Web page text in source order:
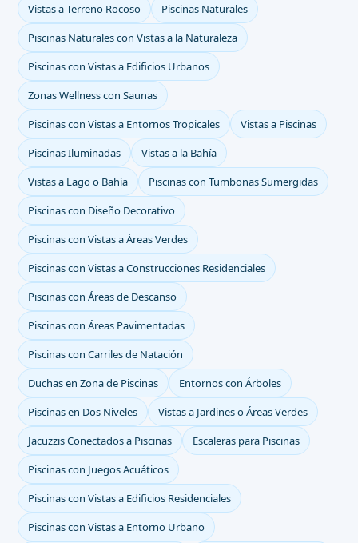
Vistas a Terreno Rocoso
Piscinas Naturales
Piscinas Naturales con Vistas a la Naturaleza
Piscinas con Vistas a Edificios Urbanos
Zonas Wellness con Saunas
Piscinas con Vistas a Entornos Tropicales
Vistas a Piscinas
Piscinas Iluminadas
Vistas a la Bahía
Vistas a Lago o Bahía
Piscinas con Tumbonas Sumergidas
Piscinas con Diseño Decorativo
Piscinas con Vistas a Áreas Verdes
Piscinas con Vistas a Construcciones Residenciales
Piscinas con Áreas de Descanso
Piscinas con Áreas Pavimentadas
Piscinas con Carriles de Natación
Duchas en Zona de Piscinas
Entornos con Árboles
Piscinas en Dos Niveles
Vistas a Jardines o Áreas Verdes
Jacuzzis Conectados a Piscinas
Escaleras para Piscinas
Piscinas con Juegos Acuáticos
Piscinas con Vistas a Edificios Residenciales
Piscinas con Vistas a Entorno Urbano